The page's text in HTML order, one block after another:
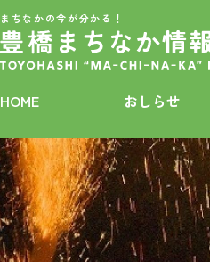
まちなかの今が分かる！
HOME おしらせ